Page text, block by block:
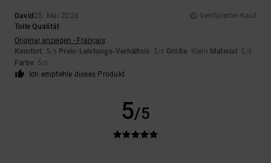
David 25. Mai 2026
Verifizierter Kauf
Tolle Qualität
Original anzeigen - Français
Komfort: 5/5 Preis-Leistungs-Verhältnis: 5/5 Größe: Klein Material : 5 /5
Farbe: 5/5
Ich empfehle dieses Produkt
5/5